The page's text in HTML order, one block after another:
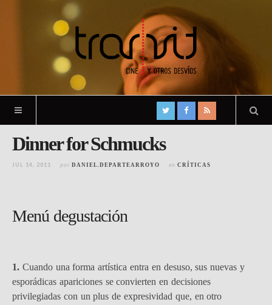
Dinner for Schmucks
JUL 14, 2011 por DANIEL.DEPARTEARROYO en CRÍTICAS
Menú degustación
1. Cuando una forma artística entra en desuso, sus nuevas y
esporádicas apariciones se convierten en decisiones
privilegiadas con un plus de expresividad que, en otro